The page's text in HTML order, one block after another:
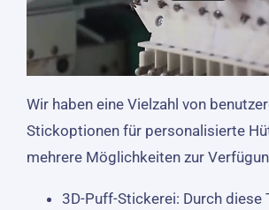
Wir haben eine Vielzahl von
Stickoptionen für personalisierte
mehrere Möglichkeiten zur
3D-Puff-Stickerei: Durch diese